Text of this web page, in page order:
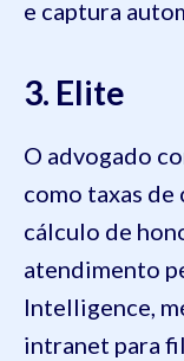
e captura
3. Elite
O advogado
como taxas de
cálculo de
atendimento
Intelligence,
intranet para